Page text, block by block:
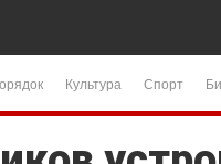
Культура Спорт